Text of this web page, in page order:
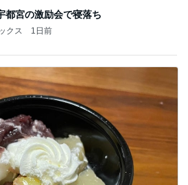
都宮の激励会で寝落ち
クス 1日前